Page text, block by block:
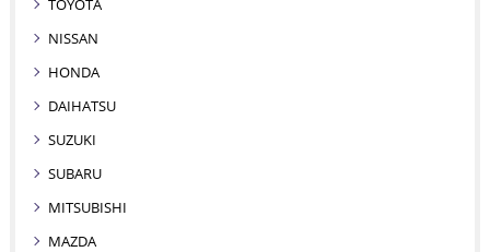
TOYOTA
NISSAN
HONDA
DAIHATSU
SUZUKI
SUBARU
MITSUBISHI
MAZDA